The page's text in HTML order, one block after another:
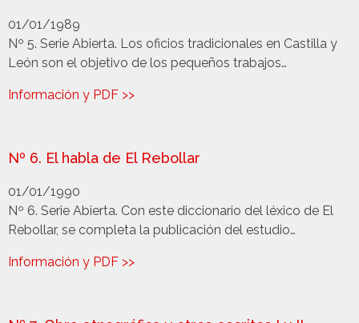
01/01/1989
Nº 5. Serie Abierta. Los oficios tradicionales en Castilla y
León son el objetivo de los pequeños trabajos…
Información y PDF >>
Nº 6. El habla de El Rebollar
01/01/1990
Nº 6. Serie Abierta. Con este diccionario del léxico de El
Rebollar, se completa la publicación del estudio…
Información y PDF >>